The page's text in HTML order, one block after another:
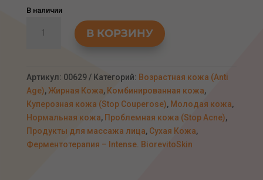
В наличии
товара
Ферментированная
пенка
для
умывания
с
массажером,
150мл
В КОРЗИНУ
Артикул: 00629 Категорий: Возрастная кожа (Anti
Age),Жирная Кожа, Комбинированная кожа,
Куперозная кожа (Stop Couperose), Молодая кожа,
Нормальная кожа, Проблемная кожа (Stop Acne),
Продукты для массажа лица, Сухая Кожа,
Ферментотерапия – Intense. BiorevitoSkin